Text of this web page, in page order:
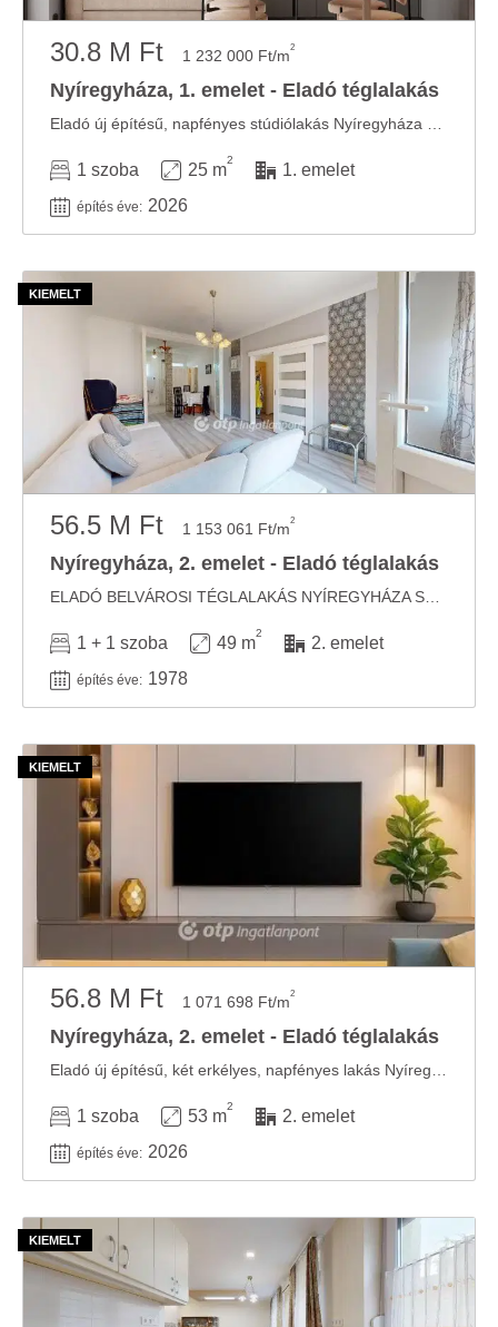
30.8 M Ft 1 232 000 Ft/m2
Nyíregyháza, 1. emelet - Eladó téglalakás
1 szoba 25 m
2
1. emelet
építés éve: 2026
56.5 M Ft 1 153 061 Ft/m2
Nyíregyháza, 2. emelet - Eladó téglalakás
1 + 1 szoba 49 m
2
2. emelet
építés éve: 1978
56.8 M Ft 1 071 698 Ft/m2
Nyíregyháza, 2. emelet - Eladó téglalakás
1 szoba 53 m
2
2. emelet
építés éve: 2026